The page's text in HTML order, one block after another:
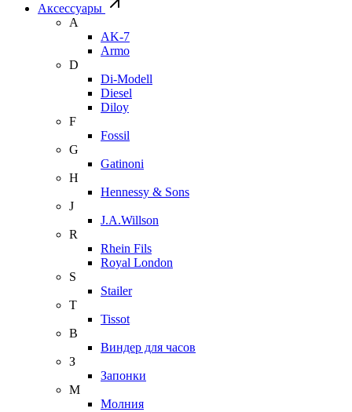
Аксессуары
A
AK-7
Armo
D
Di-Modell
Diesel
Diloy
F
Fossil
G
Gatinoni
H
Hennessy & Sons
J
J.A.Willson
R
Rhein Fils
Royal London
S
Stailer
T
Tissot
В
Виндер для часов
З
Запонки
М
Молния